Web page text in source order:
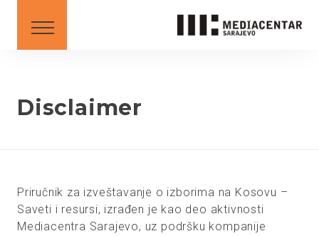
XK - SR
Disclaimer
Priručnik za izveštavanje o izborima na Kosovu –
Saveti i resursi, izrađen je kao deo aktivnosti
Mediacentra Sarajevo, uz podršku kompanije